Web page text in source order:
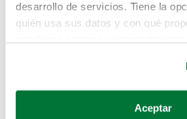
desarrollo de servicios. Tiene la
quién usa sus datos y con qué
Si lo permite, también quisiéramos:
Aceptar
Pero puedes encontrar el coche
buscando en alguno de estos
Coches de segunda mano